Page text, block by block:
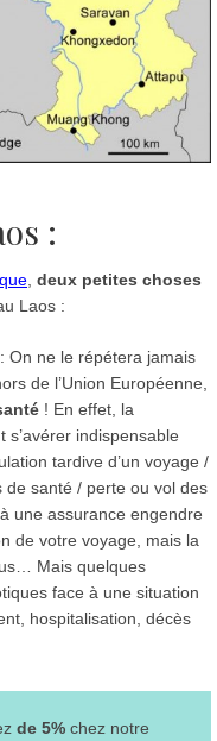
:
, deux petites choses
Laos :
: On ne le répétera jamais
de l’Union Européenne,
! En effet, la
s’avérer indispensable
tardive d’un voyage /
santé / perte ou vol des
une assurance engendre
de votre voyage, mais la
Mais quelques
face à une situation
hospitalisation, décès
de 5% chez notre